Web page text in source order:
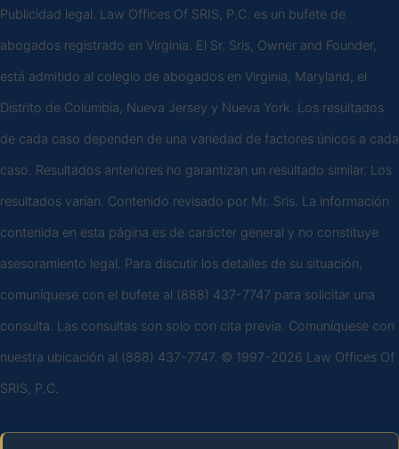
Publicidad legal. Law Offices Of SRIS, P.C. es un bufete de
abogados registrado en Virginia. El Sr. Sris, Owner and Founder,
está admitido al colegio de abogados en Virginia, Maryland, el
Distrito de Columbia, Nueva Jersey y Nueva York. Los resultados
de cada caso dependen de una variedad de factores únicos a cada
caso. Resultados anteriores no garantizan un resultado similar. Los
resultados varían. Contenido revisado por Mr. Sris. La información
contenida en esta página es de carácter general y no constituye
asesoramiento legal. Para discutir los detalles de su situación,
comuníquese con el bufete al (888) 437-7747 para solicitar una
consulta. Las consultas son solo con cita previa. Comuníquese con
nuestra ubicación al (888) 437-7747. © 1997-2026 Law Offices Of
SRIS, P.C.